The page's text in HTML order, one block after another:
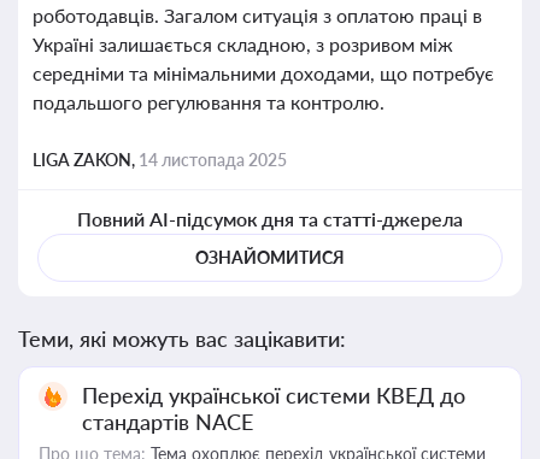
роботодавців. Загалом ситуація з оплатою праці в
Україні залишається складною, з розривом між
середніми та мінімальними доходами, що потребує
подальшого регулювання та контролю.
LIGA ZAKON, 14 листопада 2025
Повний AI-підсумок дня та статті-джерела
ОЗНАЙОМИТИСЯ
Теми, які можуть вас зацікавити:
Перехід української системи КВЕД до
стандартів NACE
Про що тема: Тема охоплює перехід української системи